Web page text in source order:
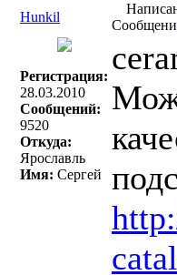
Hunkil
Регистрация:
28.03.2010
Сообщений:
9520
Откуда:
Ярославль
Имя: Сергей